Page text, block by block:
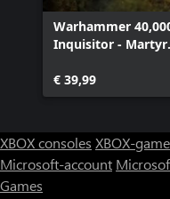
Warhammer
Inquisitor - Martyr
Pack
€ 39,99
XBOX consoles XBOX-
Microsoft-account
Games